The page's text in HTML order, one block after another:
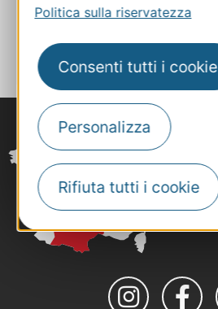
Politica sulla riservatezza
Consenti tutti i cookie
Personalizza
Rifiuta tutti i cookie